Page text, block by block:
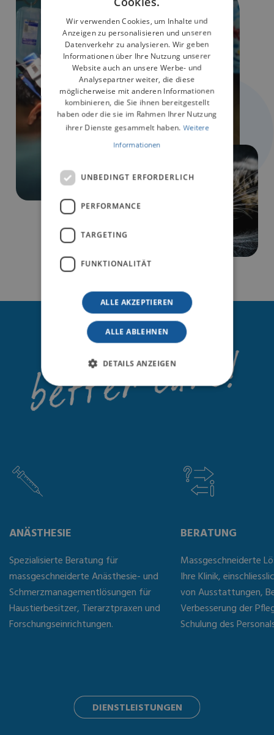
DIENSTLEISTUNGEN
ANÄSTHESIE
Spezialisierte Beratung für
massgeschneiderte Anästhesie- und
Schmerzmanagementlösungen für
Haustierbesitzer, Tierarztpraxen und
Forschungseinrichtungen.
BERATUNG
Massgeschneiderte
Ihre Klinik,
von Ausstattungen,
Verbesserung der
Schulung des
Wir verwenden Cookies, um Inhalte und
Anzeigen zu personalisieren und unseren
Datenverkehr zu analysieren. Wir geben
Informationen über Ihre Nutzung unserer
Website auch an unsere Werbe- und
Analysepartner weiter, die diese
möglicherweise mit anderen Informationen
kombinieren, die Sie ihnen bereitgestellt
haben oder die sie im Rahmen Ihrer Nutzung
ihrer Dienste gesammelt haben. Weitere
Informationen
UNBEDINGT ERFORDERLICH
PERFORMANCE
TARGETING
FUNKTIONALITÄT
ALLE AKZEPTIEREN
ALLE ABLEHNEN
DETAILS ANZEIGEN